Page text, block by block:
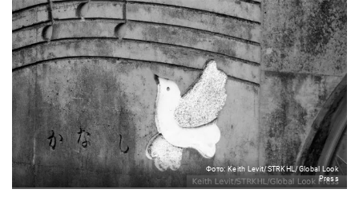
Фото: Keith Levit/STRKHL/Global Look
Press